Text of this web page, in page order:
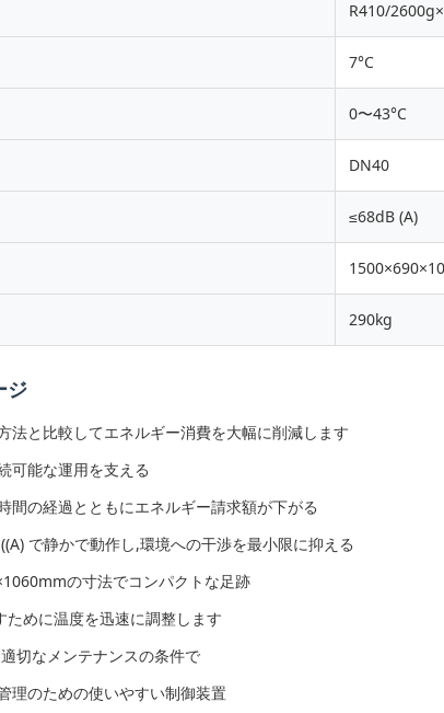
R410/
7°C
0〜43°C
DN40
≤68dB (A)
290kg
ジ
法と比較してエネルギー消費を大幅に削減します
可能な運用を支える
間の経過とともにエネルギー請求額が下がる
で静かで動作し,環境への干渉を最小限に抑える
の寸法でコンパクトな足跡
ために温度を迅速に調整します
切なメンテナンスの条件で
理のための使いやすい制御装置